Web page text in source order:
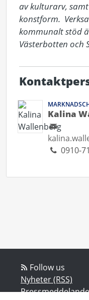
av kulturarv,
konstform.
kommunalt stöd
Västerbotten och
Kalina
0910-
Follow us
Nyheter (RSS)